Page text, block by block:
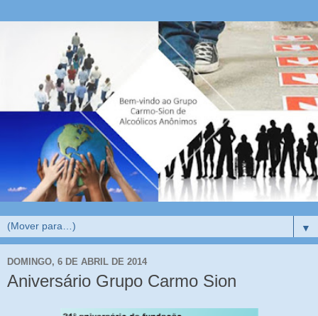
▼
DOMINGO, 6 DE ABRIL DE 2014
Aniversário Grupo Carmo Sion